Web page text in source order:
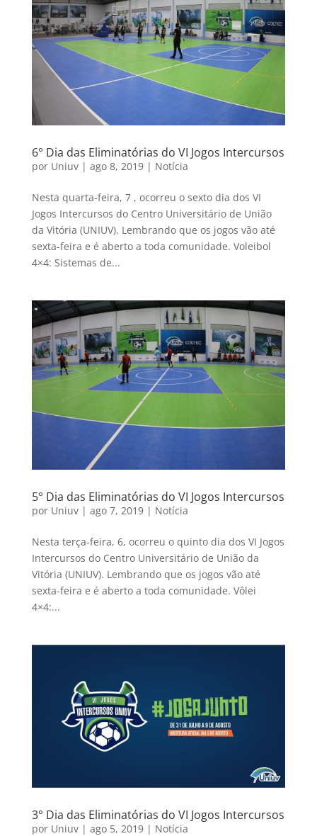
6° Dia das Eliminatórias do VI Jogos Intercursos
por Uniuv| ago 8, 2019| Notícia
Nesta quarta-feira, 7 , ocorreu o sexto dia dos VI
Jogos Intercursos do Centro Universitário de União
da Vitória (UNIUV). Lembrando que os jogos vão até
sexta-feira e é aberto a toda comunidade. Voleibol
4×4: Sistemas de...
5° Dia das Eliminatórias do VI Jogos Intercursos
por Uniuv| ago 7, 2019| Notícia
Nesta terça-feira, 6, ocorreu o quinto dia dos VI Jogos
Intercursos do Centro Universitário de União da
Vitória (UNIUV). Lembrando que os jogos vão até
sexta-feira e é aberto a toda comunidade. Vôlei
4×4:...
3° Dia das Eliminatórias do VI Jogos Intercursos
por Uniuv| ago 5, 2019| Notícia